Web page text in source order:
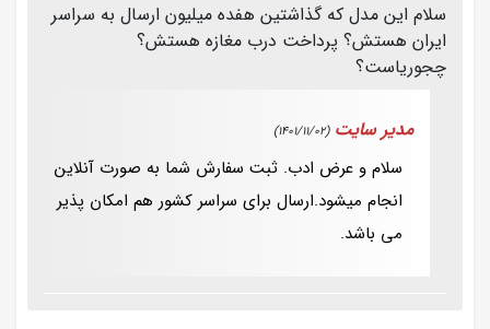
سلام این مدل که گذاشتین هفده میلیون ارسال به سراسر
ایران هستش؟ پرداخت درب مغازه هستش؟
چجوریاست؟
مدیر سایت (1401/11/02)
سلام و عرض ادب. ثبت سفارش شما به صورت آنلاین
انجام میشود.ارسال برای سراسر کشور هم امکان پذیر
می باشد.